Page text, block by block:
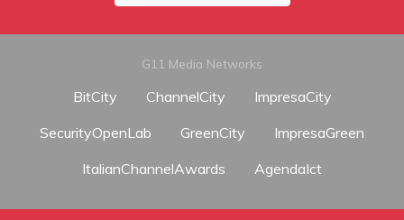
G11 Media Networks
BitCity ChannelCity
ImpresaCity
SecurityOpenLab
GreenCity
ImpresaGreen
ItalianChannelAwards
AgendaIct